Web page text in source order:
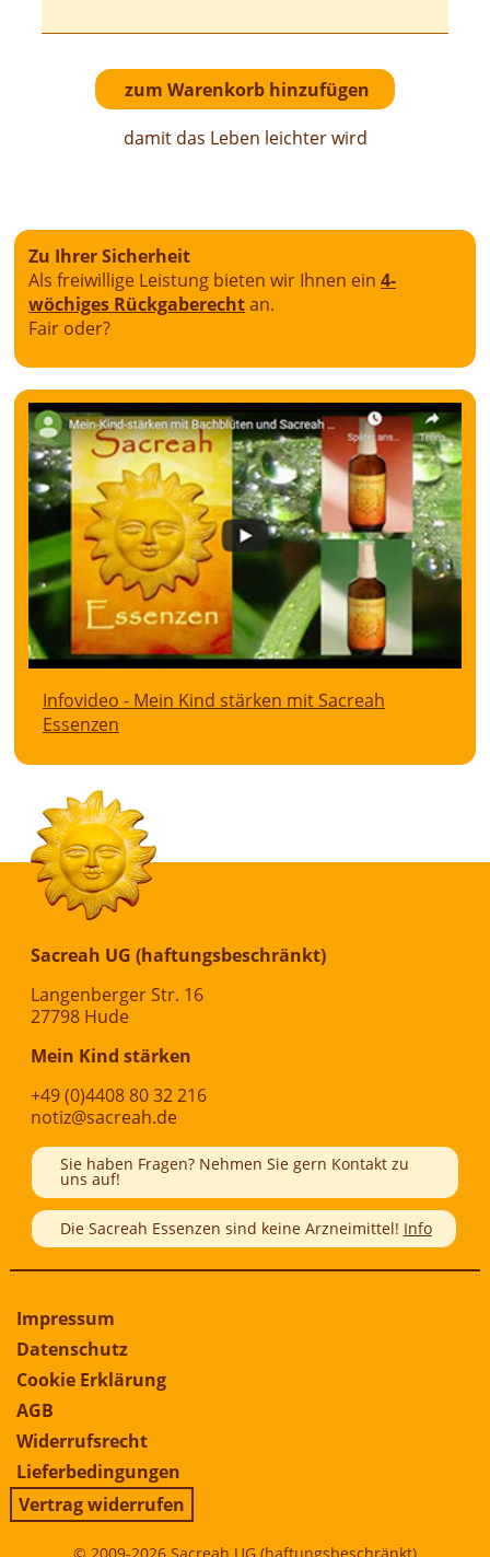
damit das Leben leichter wird
Zu Ihrer Sicherheit
Als freiwillige Leistung bieten wir Ihnen ein4-
wöchiges Rückgaberechtan.
Fair oder?
Infovideo - Mein Kind stärken mit Sacreah
Essenzen
Sacreah UG (haftungsbeschränkt)
Langenberger Str. 16
27798 Hude
Mein Kind stärken
+49 (0)4408 80 32 216
notiz@sacreah.de
Sie haben Fragen? Nehmen Sie gern Kontakt zu
uns auf!
Die Sacreah Essenzen sind keine Arzneimittel! Info
Impressum
Datenschutz
Cookie Erklärung
AGB
Widerrufsrecht
Lieferbedingungen
Vertrag widerrufen